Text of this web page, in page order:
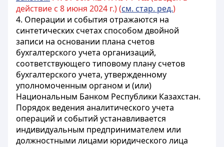
действие с 8 июня 2024 г.) (см. стар. ред.)
4. Операции и события отражаются на
синтетических счетах способом двойной
записи на основании плана счетов
бухгалтерского учета организаций,
соответствующего типовому плану счетов
бухгалтерского учета, утвержденному
уполномоченным органом и (или)
Национальным Банком Республики Казахстан.
Порядок ведения аналитического учета
операций и событий устанавливается
индивидуальным предпринимателем или
должностными лицами юридического лица